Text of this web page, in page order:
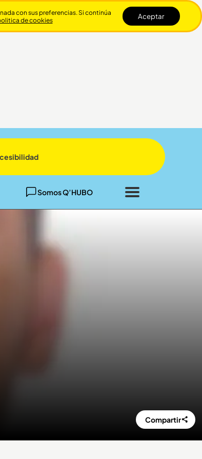
Somos Q’HUBO
Cerrar
Compartir
con sus preferencias. Si continúa
de cookies Aceptar